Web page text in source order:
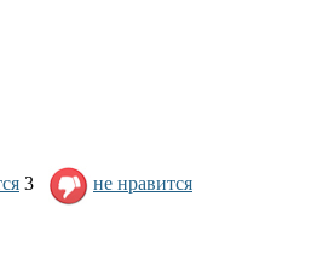
3 не нравится